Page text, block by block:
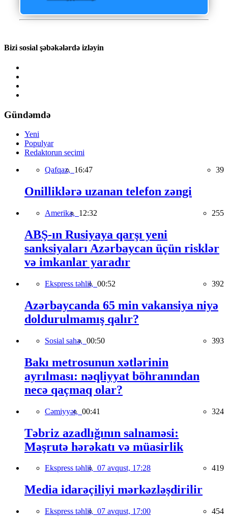
Bizi sosial şəbəkələrdə izləyin
Gündəmdə
Yeni
Populyar
Redaktorun seçimi
Qafqaz, 16:47 39
Onilliklərə uzanan telefon zəngi
Amerika, 12:32 255
ABŞ-ın Rusiyaya qarşı yeni
sanksiyaları Azərbaycan üçün risklər
və imkanlar yaradır
Ekspress təhlil, 00:52 392
Azərbaycanda 65 min vakansiya niyə
doldurulmamış qalır?
Sosial sahə, 00:50 393
Bakı metrosunun xətlərinin
ayrılması: nəqliyyat böhranından
necə qaçmaq olar?
Cəmiyyət, 00:41 324
Təbriz azadlığının salnaməsi:
Məşrutə hərəkatı və müasirlik
Ekspress təhlil, 07 avqust, 17:28 419
Media idarəçiliyi mərkəzləşdirilir
Ekspress təhlil, 07 avqust, 17:00 454